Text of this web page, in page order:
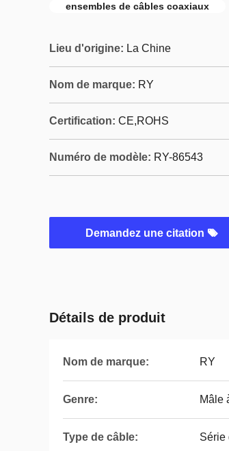
ensembles de câbles coaxiaux
Lieu d'origine: La Chine
Nom de marque: RY
Certification: CE,ROHS
Numéro de modèle: RY-86543
Demandez une citation
Détails de produit
Nom de marque: RY
Genre: Mâle
Type de câble: Série